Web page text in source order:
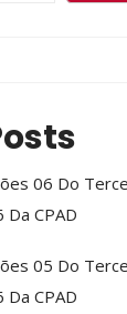
06 Do
CPAD
05 Do
CPAD